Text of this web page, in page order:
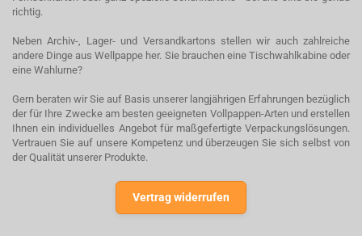
richtig.
Neben Archiv-, Lager- und Versandkartons stellen wir auch zahlreiche
andere Dinge aus Wellpappe her. Sie brauchen eine Tischwahlkabine oder
eine Wahlurne?
Gern beraten wir Sie auf Basis unserer langjährigen Erfahrungen bezüglich
der für Ihre Zwecke am besten geeigneten Vollpappen-Arten und erstellen
Ihnen ein individuelles Angebot für maßgefertigte Verpackungslösungen.
Vertrauen Sie auf unsere Kompetenz und überzeugen Sie sich selbst von
der Qualität unserer Produkte.
Vertrag widerrufen